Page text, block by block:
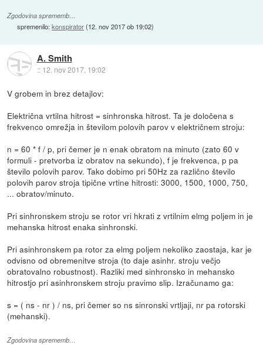
Zgodovina sprememb…
spremenilo:konspirator(12. nov 2017 ob 19:02)
A. Smith
:: 12. nov 2017, 19:02
V grobem in brez detajlov:
Električna vrtilna hitrost = sinhronska hitrost. Ta je določena s
frekvenco omrežja in številom polovih parov v električnem stroju:
n = 60 * f / p, pri čemer je n enak obratom na minuto (zato 60 v
formuli - pretvorba iz obratov na sekundo), f je frekvenca, p pa
število polovih parov. Tako dobimo pri 50Hz za različno število
polovih parov stroja tipične vrtine hitrosti: 3000, 1500, 1000, 750,
... obratov/minuto.
Pri sinhronskem stroju se rotor vri hkrati z vrtilnim elmg poljem in je
mehanska hitrost enaka sinhronski.
Pri asinhronskem pa rotor za elmg poljem nekoliko zaostaja, kar je
odvisno od obremenitve stroja (to daje asinhr. stroju večjo
obratovalno robustnost). Razliki med sinhronsko in mehansko
hitrostjo pri asinhronskem stroju pravimo slip. Izračunamo ga:
s = ( ns - nr ) / ns, pri čemer so ns sinronski vrtljaji, nr pa rotorski
(mehanski).
Zgodovina sprememb…